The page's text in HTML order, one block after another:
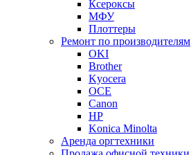
Ксероксы
МФУ
Плоттеры
Ремонт по производителям
OKI
Brother
Kyocera
OCE
Canon
HP
Konica Minolta
Аренда оргтехники